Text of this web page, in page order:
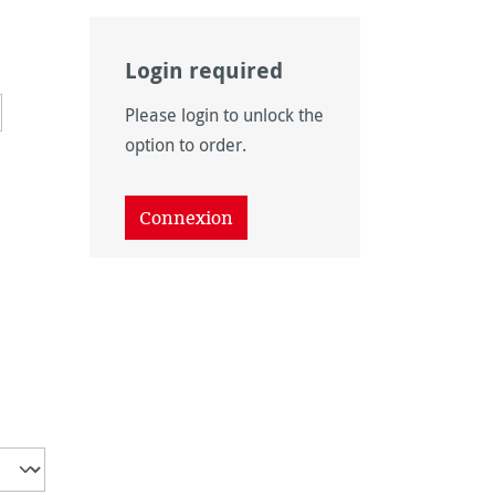
pour le moment.)
disponible pour le moment.)
pas disponible pour le moment.)
n'est pas disponible pour le moment.)
pour le moment.)
pour le moment.)
Login required
Please login to unlock the
option to order.
Connexion